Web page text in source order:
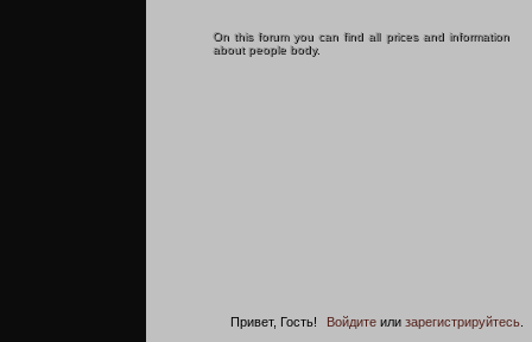
On this forum you can find all prices and information
about people body.
Привет, Гость! Войдите илизарегистрируйтесь